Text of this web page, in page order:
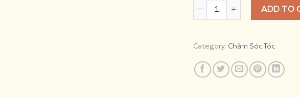
Tinh dầu bưởi nguyên chất
ADD TO
Category: Chăm Sóc Tóc